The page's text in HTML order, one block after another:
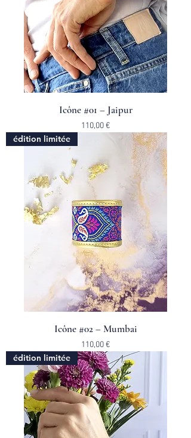
Icône #01 – Jaipur
Prix
110,00 €
édition limitée
Icône #02 – Mumbai
Prix
110,00 €
édition limitée